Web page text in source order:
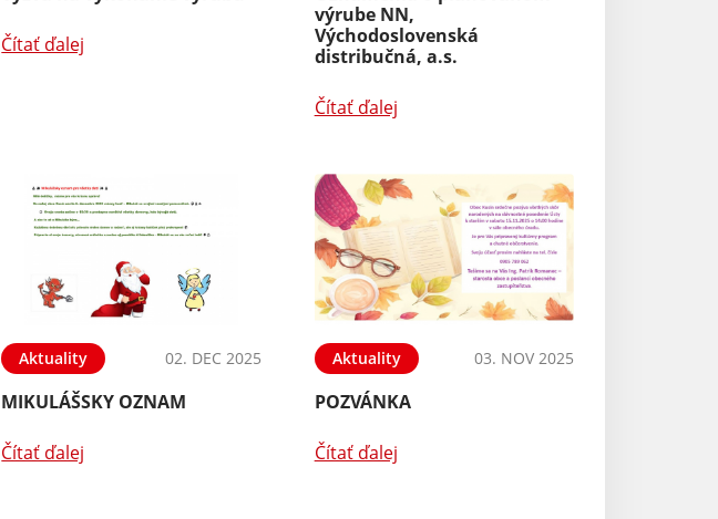
Čítať ďalej
výrube NN,
Východoslovenská
distribučná, a.s.
Čítať ďalej
Aktuality 02. DEC 2025
MIKULÁŠSKY OZNAM
Čítať ďalej
Aktuality 03. NOV 2025
POZVÁNKA
Čítať ďalej